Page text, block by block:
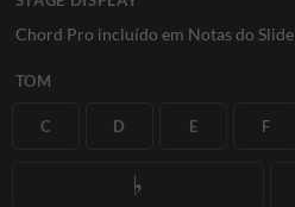
Chord Pro incluído em Notas do Slide
TOM
C D E F